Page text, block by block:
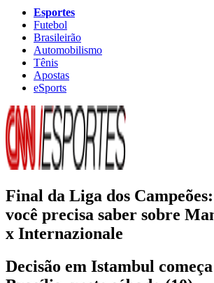
Esportes
Futebol
Brasileirão
Automobilismo
Tênis
Apostas
eSports
Final da Liga dos
você precisa saber sobre
x Internazionale
Decisão em Istambul